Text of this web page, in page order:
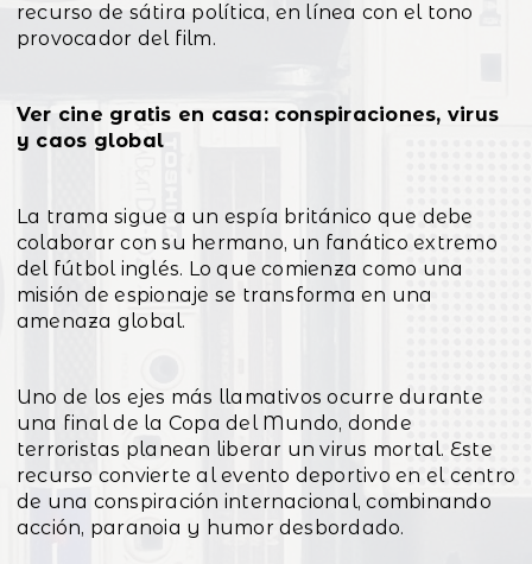
recurso de sátira política, en línea con el tono
provocador del film.
Ver cine gratis en casa: conspiraciones, virus
y caos global
La trama sigue a un espía británico que debe
colaborar con su hermano, un fanático extremo
del fútbol inglés. Lo que comienza como una
misión de espionaje se transforma en una
amenaza global.
Uno de los ejes más llamativos ocurre durante
una final de la Copa del Mundo, donde
terroristas planean liberar un virus mortal. Este
recurso convierte al evento deportivo en el centro
de una conspiración internacional, combinando
acción, paranoia y humor desbordado.